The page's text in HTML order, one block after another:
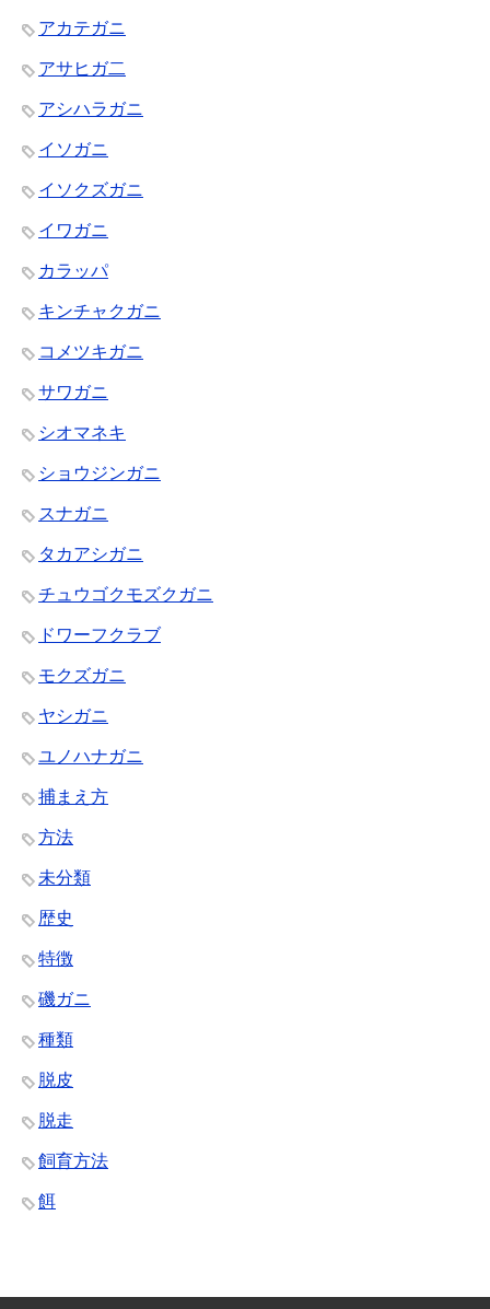
アカテガニ
アサヒガ二
アシハラガニ
イソガニ
イソクズガニ
イワガニ
カラッパ
キンチャクガニ
コメツキガニ
サワガニ
シオマネキ
ショウジンガニ
スナガニ
タカアシガニ
チュウゴクモズクガニ
ドワーフクラブ
モクズガニ
ヤシガニ
ユノハナガニ
捕まえ方
方法
未分類
歴史
特徴
磯ガニ
種類
脱皮
脱走
飼育方法
餌